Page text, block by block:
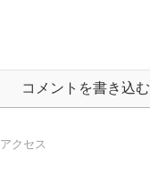
コメントを書き込む
アクセス